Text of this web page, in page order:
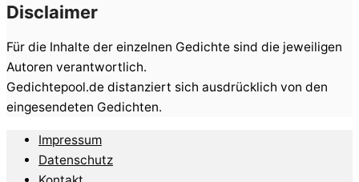
Disclaimer
Für die Inhalte der einzelnen Gedichte sind die jeweiligen
Autoren verantwortlich.
Gedichtepool.de distanziert sich ausdrücklich von den
eingesendeten Gedichten.
Impressum
Datenschutz